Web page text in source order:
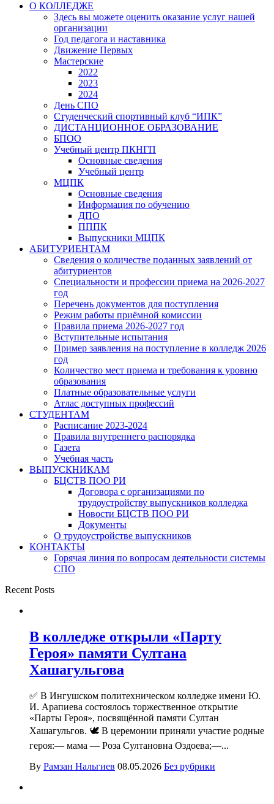
О КОЛЛЕДЖЕ
Здесь вы можете оценить оказание услуг нашей
организации
Год педагога и наставника
Движение Первых
Мастерские
2022
2023
2024
День СПО
Студенческий спортивный клуб “ИПК”
ДИСТАНЦИОННОЕ ОБРАЗОВАНИЕ
БПОО
Учебный центр ПКНГП
Основные сведения
Учебный центр
МЦПК
Основные сведения
Информация по обучению
ДПО
ПППК
Выпускники МЦПК
АБИТУРИЕНТАМ
Сведения о количестве поданных заявлений от
абитуриентов
Специальности и профессии приема на 2026-2027
год
Перечень документов для поступления
Режим работы приёмной комиссии
Правила приема 2026-2027 год
Вступительные испытания
Пример заявления на поступление в колледж 2026
год
Количество мест приема и требования к уровню
образования
Платные образовательные услуги
Атлас доступных профессий
СТУДЕНТАМ
Расписание 2023-2024
Правила внутреннего распорядка
Газета
Учебная часть
ВЫПУСКНИКАМ
БЦСТВ ПОО РИ
Договора с организациями по
трудоустройству выпускников колледжа
Новости БЦСТВ ПОО РИ
Документы
О трудоустройстве выпускников
КОНТАКТЫ
Горячая линия по вопросам деятельности системы
СПО
Recent Posts
В колледже открыли «Парту
Героя» памяти Султана
Хашагульгова
✅ В Ингушском политехническом колледже имени Ю.
И. Арапиева состоялось торжественное открытие
«Парты Героя», посвящённой памяти Султан
Хашагульгов. 🕊 В церемонии приняли участие родные
героя:— мама — Роза Султановна Оздоева;—...
By Рамзан Нальгиев 08.05.2026 Без рубрики